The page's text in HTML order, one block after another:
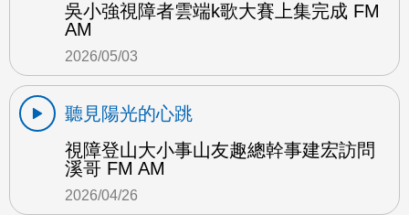
吳小強視障者雲端k歌大賽上集完成 FM
AM
2026/05/03
聽見陽光的心跳
視障登山大小事山友趣總幹事建宏訪問
溪哥 FM AM
2026/04/26